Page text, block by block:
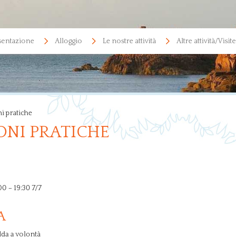
Alloggio Le nostre attività Altre attività/Visite
pratiche
PRATICHE
– 19:30 7/7
a volontà